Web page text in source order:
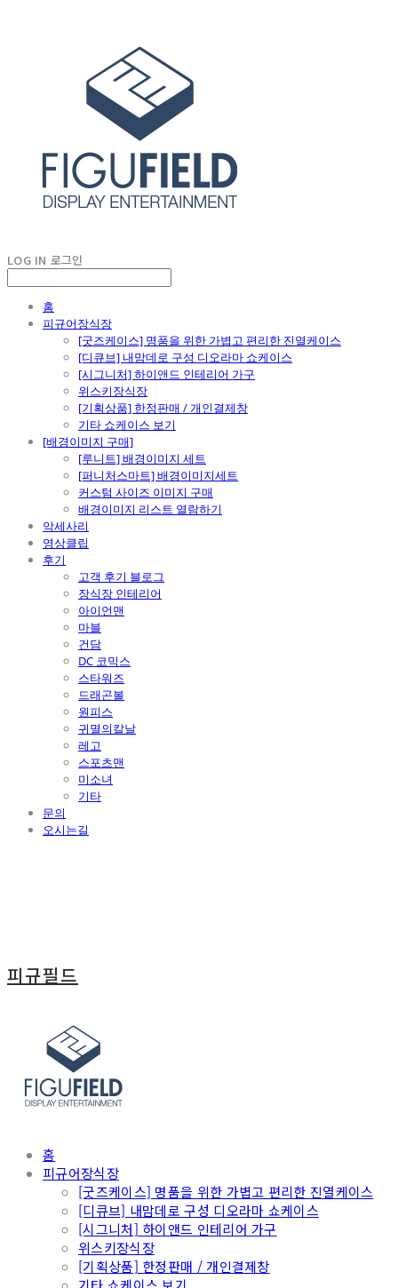
LOG IN 로그인
홈
피규어장식장
[굿즈케이스] 명품을 위한 가볍고 편리한 진열케이스
[디큐브] 내맘데로 구성 디오라마 쇼케이스
[시그니처] 하이앤드 인테리어 가구
위스키장식장
[기획상품] 한정판매 / 개인결제창
기타 쇼케이스 보기
[배경이미지 구매]
[루니트] 배경이미지 세트
[퍼니처스마트] 배경이미지세트
커스텀 사이즈 이미지 구매
배경이미지 리스트 열람하기
악세사리
영상클립
후기
고객 후기 블로그
장식장 인테리어
아이언맨
마블
건담
DC 코믹스
스타워즈
드래곤볼
원피스
귀멸의칼날
레고
스포츠맨
미소녀
기타
문의
오시는길
피규필드
홈
피규어장식장
[굿즈케이스] 명품을 위한 가볍고 편리한 진열케이스
[디큐브] 내맘데로 구성 디오라마 쇼케이스
[시그니처] 하이앤드 인테리어 가구
위스키장식장
[기획상품] 한정판매 / 개인결제창